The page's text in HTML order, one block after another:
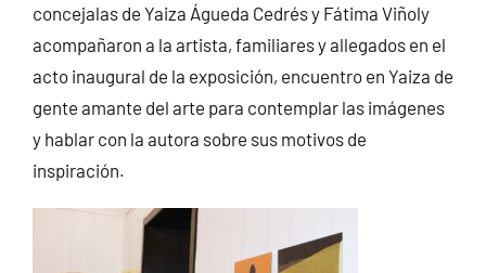
concejalas de Yaiza Águeda Cedrés y Fátima Viñoly
acompañaron a la artista, familiares y allegados en el
acto inaugural de la exposición, encuentro en Yaiza de
gente amante del arte para contemplar las imágenes
y hablar con la autora sobre sus motivos de
inspiración.